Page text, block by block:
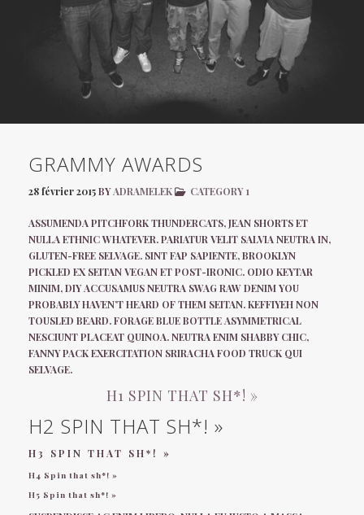
GRAMMY AWARDS
28 février 2015BYADRAMELEK CATEGORY 1
ASSUMENDA PITCHFORK THUNDERCATS, JEAN SHORTS ET
NULLA ETHNIC WHATEVER. PARIATUR VELIT SALVIA NEUTRA IN,
GLUTEN-FREE SELVAGE. SINT FAP SAPIENTE, BROOKLYN
PICKLED EX SEITAN VEGAN ET POST-IRONIC. ODIO KEYTAR
MINIM, DIY ACCUSAMUS NEUTRA SWAG RAW DENIM YOU
PROBABLY HAVEN’T HEARD OF THEM SEITAN. KEFFIYEH NON
TOUSLED BEARD. FORAGE BLUE BOTTLE ASYMMETRICAL
NESCIUNT PLACEAT QUINOA. NEUTRA ENIM SHABBY CHIC,
FANNY PACK EXERCITATION SRIRACHA FOOD TRUCK QUI
SELVAGE.
H1 SPIN THAT SH*! »
H2 SPIN THAT SH*! »
H3 SPIN THAT SH*! »
H4 Spin that sh*! »
H5 Spin that sh*! »